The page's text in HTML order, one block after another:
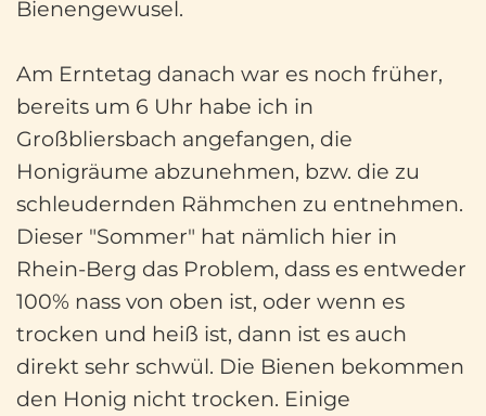
Bienengewusel.
Am Erntetag danach war es noch früher,
bereits um 6 Uhr habe ich in
Großbliersbach angefangen, die
Honigräume abzunehmen, bzw. die zu
schleudernden Rähmchen zu entnehmen.
Dieser "Sommer" hat nämlich hier in
Rhein-Berg das Problem, dass es entweder
100% nass von oben ist, oder wenn es
trocken und heiß ist, dann ist es auch
direkt sehr schwül. Die Bienen bekommen
den Honig nicht trocken. Einige